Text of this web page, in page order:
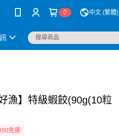
0 中文 (繁體)
漁】特級蝦餃(90g(10粒
免運